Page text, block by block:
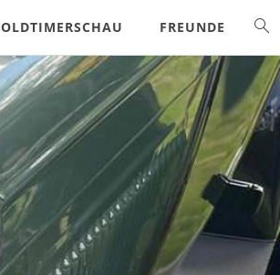
OLDTIMERSCHAU FREUNDE